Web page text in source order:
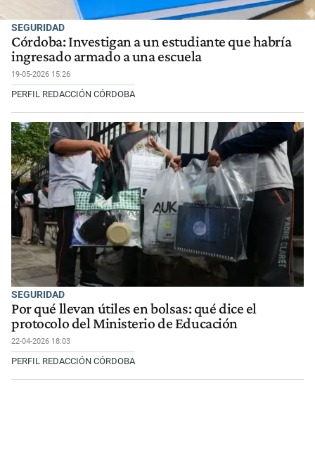
SEGURIDAD
Córdoba: Investigan a un estudiante que habría
ingresado armado a una escuela
19-05-2026 15:26
PERFIL REDACCIÓN CÓRDOBA
SEGURIDAD
Por qué llevan útiles en bolsas: qué dice el
protocolo del Ministerio de Educación
22-04-2026 18:03
PERFIL REDACCIÓN CÓRDOBA